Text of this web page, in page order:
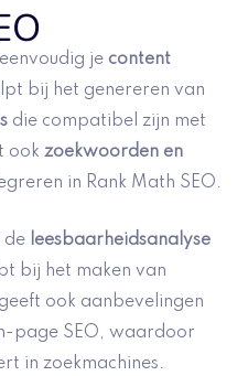
je content
bij het genereren van
die compatibel zijn met
ook zoekwoorden en
in Rank Math SEO.
de leesbaarheidsanalyse
bij het maken van
ook aanbevelingen
page SEO, waardoor
in zoekmachines.